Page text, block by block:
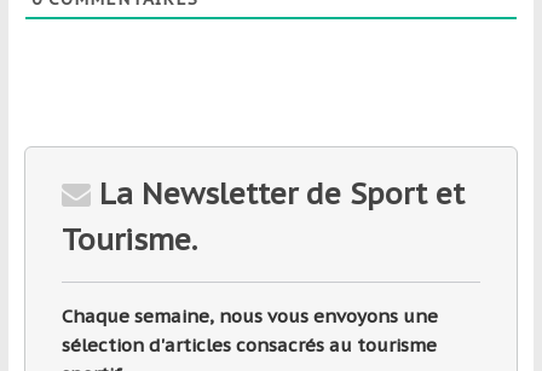
La Newsletter de Sport et
Tourisme.
Chaque semaine, nous vous envoyons une
sélection d'articles consacrés au tourisme